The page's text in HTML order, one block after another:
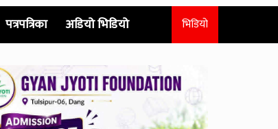
पत्रपत्रिका अडियो भिडियो भिडियो